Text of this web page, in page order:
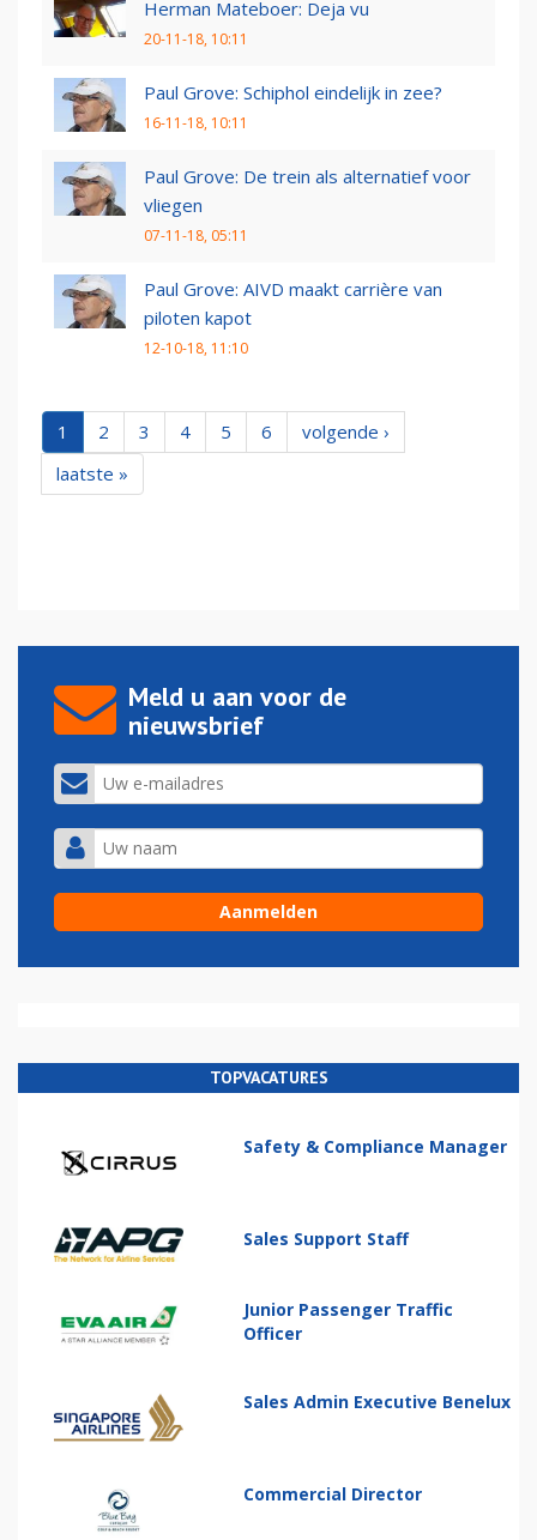
Herman Mateboer: Deja vu
20-11-18, 10:11
Paul Grove: Schiphol eindelijk in zee?
16-11-18, 10:11
Paul Grove: De trein als alternatief voor
vliegen
07-11-18, 05:11
Paul Grove: AIVD maakt carrière van
piloten kapot
12-10-18, 11:10
1 2 3 4 5 6
volgende ›
laatste »
Meld u aan voor de
nieuwsbrief
TOPVACATURES
Safety & Compliance Manager
Sales Support Staff
Junior Passenger Traffic
Officer
Sales Admin Executive Benelux
Commercial Director